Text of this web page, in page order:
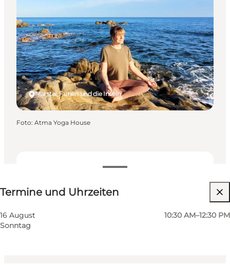
Termine und Uhrzeiten
Termine und Uhrzeiten
16 August
Sonntag
10:30 AM–12:30 PM
Website besuchen
Marstal, Fünen und die Inseln
Foto: Atma Yoga House